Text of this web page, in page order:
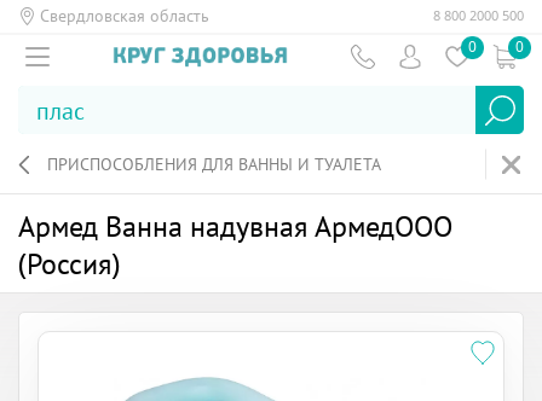
Свердловская область 8 800 2000 500
0 0
ПРИСПОСОБЛЕНИЯ ДЛЯ ВАННЫ И ТУАЛЕТА
Армед Ванна надувная АрмедООО
(Россия)